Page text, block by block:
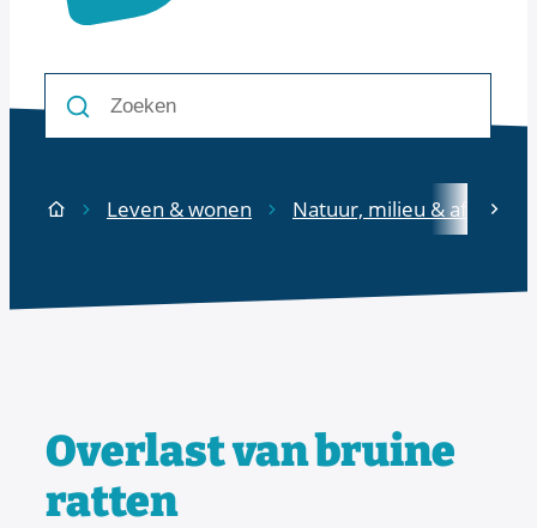
Zoeken
StartpaginaLeven & wonen Natuur, milieu & afval
Overlast van bruine
ratten